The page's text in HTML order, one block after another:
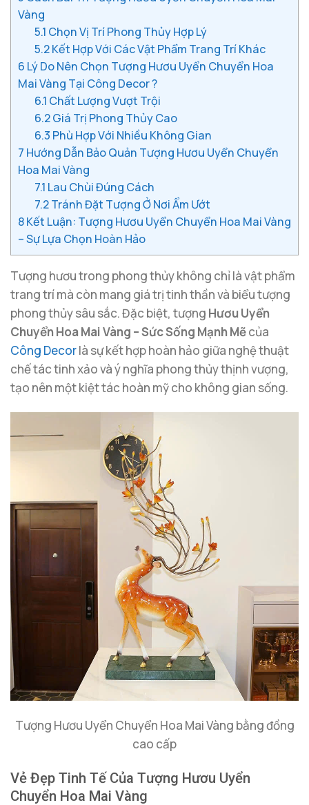
Vàng
5.1 Chọn Vị Trí Phong Thủy Hợp Lý
5.2Kết Hợp Với Các Vật Phẩm Trang Trí Khác
6 Lý Do Nên Chọn Tượng Hươu Uyển Chuyển Hoa
Mai Vàng Tại Công Decor ?
6.1 Chất Lượng Vượt Trội
6.2Giá Trị Phong Thủy Cao
6.3 Phù Hợp Với Nhiều Không Gian
7 Hướng Dẫn Bảo Quản Tượng Hươu Uyển Chuyển
Hoa Mai Vàng
7.1 Lau Chùi Đúng Cách
7.2Tránh Đặt Tượng Ở Nơi Ẩm Ướt
8Kết Luận: Tượng Hươu Uyển Chuyển Hoa Mai Vàng
– Sự Lựa Chọn Hoàn Hảo
Tượng hươu trong phong thủy không chỉ là vật phẩm
trang trí mà còn mang giá trị tinh thần và biểu tượng
phong thủy sâu sắc. Đặc biệt, tượng Hươu Uyển
Chuyển Hoa Mai Vàng – Sức Sống Mạnh Mẽcủa
Công Decorlà sự kết hợp hoàn hảo giữa nghệ thuật
chế tác tinh xảo và ý nghĩa phong thủy thịnh vượng,
tạo nên một kiệt tác hoàn mỹ cho không gian sống.
Tượng Hươu Uyển Chuyển Hoa Mai Vàng bằng đồng
cao cấp
Vẻ Đẹp Tinh Tế Của Tượng Hươu Uyển
Chuyển Hoa Mai Vàng